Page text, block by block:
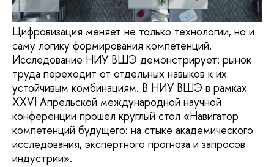
Цифровизация меняет не только технологии, но и
саму логику формирования компетенций.
Исследование НИУ ВШЭ демонстрирует: рынок
труда переходит от отдельных навыков к их
устойчивым комбинациям. В НИУ ВШЭ в рамках
XXVI Апрельской международной научной
конференции прошел круглый стол «Навигатор
компетенций будущего: на стыке академического
исследования, экспертного прогноза и запросов
индустрии».